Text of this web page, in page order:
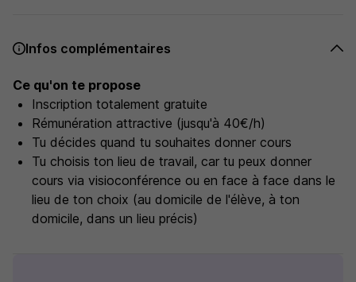
Infos complémentaires
Ce qu'on te propose
Inscription totalement gratuite
Rémunération attractive (jusqu'à 40€/h)
Tu décides quand tu souhaites donner cours
Tu choisis ton lieu de travail, car tu peux donner
cours via visioconférence ou en face à face dans le
lieu de ton choix (au domicile de l'élève, à ton
domicile, dans un lieu précis)